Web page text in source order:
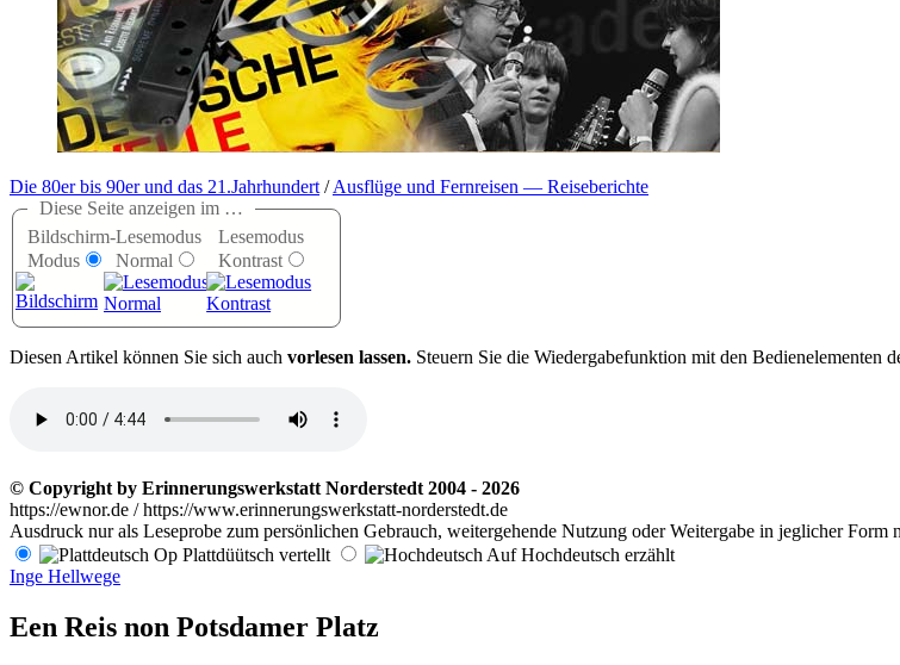
Die 80er bis 90er und das 21.Jahrhundert/Ausflüge und Fernreisen — Reiseberichte
Diese Seite anzeigen im …
Bildschirm-
Modus
Lesemodus
Normal
Lesemodus
Kontrast
Diesen Artikel können Sie sich auch vorlesen lassen. Steuern Sie die Wiedergabefunktion mit den Bedienelementen
© Copyright by Erinnerungswerkstatt Norderstedt 2004 - 2026
https://ewnor.de / https://www.erinnerungswerkstatt-norderstedt.de
Ausdruck nur als Leseprobe zum persönlichen Gebrauch, weitergehende Nutzung oder Weitergabe in jeglicher
Op Plattdüütsch vertellt
Auf Hochdeutsch erzählt
Inge Hellwege
Een Reis non Potsdamer Platz